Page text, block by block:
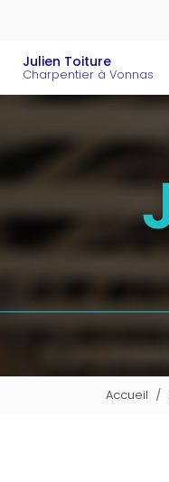
principal
Julien Toiture
Charpentier à Vonnas
Accueil